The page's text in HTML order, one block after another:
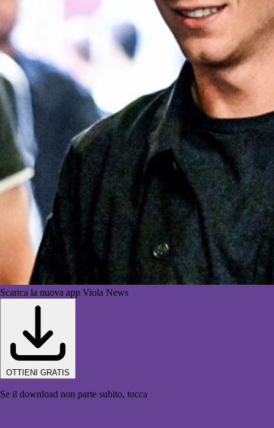
Scarica la nuova app Viola News
OTTIENI GRATIS
Se il download non parte subito, tocca